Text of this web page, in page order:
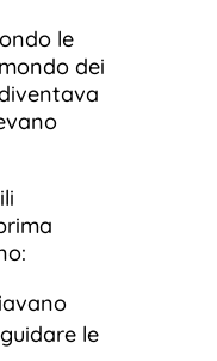
le
dei
le